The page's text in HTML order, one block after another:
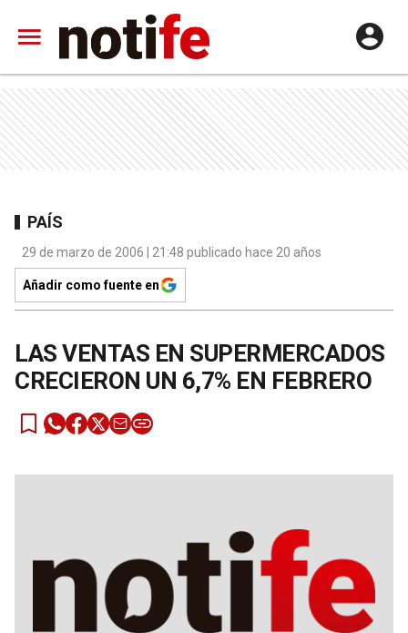
PAÍS
29 de marzo de 2006 | 21:48 publicado hace 20 años
Añadir como fuente en
LAS VENTAS EN SUPERMERCADOS
CRECIERON UN 6,7% EN FEBRERO